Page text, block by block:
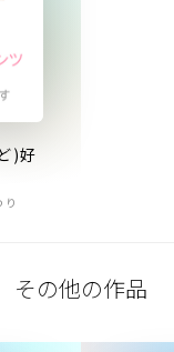
)好
その他の作品